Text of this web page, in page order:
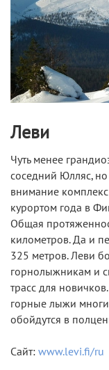
Леви
Чуть менее
соседний Юлляс,
внимание
курортом года в
Общая
километров. Да и
325 метров. Леви
горнолыжникам и
трасс для
горные лыжи
обойдутся в
Сайт: www.levi.fi/ru